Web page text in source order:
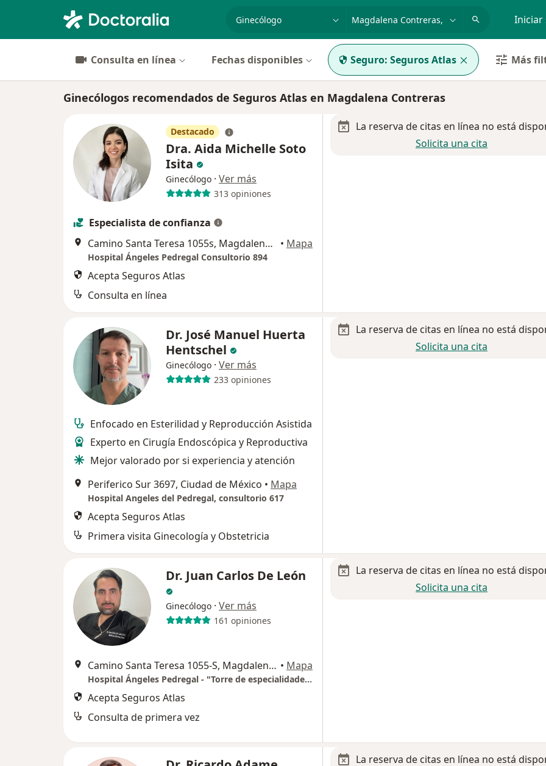
especialidad, enfermedad o nombre Iniciar
Consulta en línea Fechas disponibles Seguro: Seguros Atlas Más
Ginecólogos recomendados de Seguros Atlas en Magdalena Contreras
Destacado
Dra. Aida Michelle Soto
Isita
Ginecólogo · Ver más
313 opiniones
Especialista de confianza
Camino Santa Teresa 1055s, Magdalena Contreras
• Mapa
Hospital Ángeles Pedregal Consultorio 894
Acepta Seguros Atlas
Consulta en línea
La reserva de citas en línea no está
Solicita una cita
Dr. José Manuel Huerta
Hentschel
Ginecólogo · Ver más
233 opiniones
Enfocado en Esterilidad y Reproducción Asistida
Experto en Cirugía Endoscópica y Reproductiva
Mejor valorado por si experiencia y atención
Periferico Sur 3697, Ciudad de México • Mapa
Hospital Angeles del Pedregal, consultorio 617
Acepta Seguros Atlas
Primera visita Ginecología y Obstetricia
La reserva de citas en línea no está
Solicita una cita
Dr. Juan Carlos De León
Ginecólogo · Ver más
161 opiniones
Camino Santa Teresa 1055-S, Magdalena Contreras • Mapa
Hospital Ángeles Pedregal - "Torre de especialidades Quirúrgicas" Consultorio 472
Acepta Seguros Atlas
Consulta de primera vez
La reserva de citas en línea no está
Solicita una cita
La reserva de citas en línea no está